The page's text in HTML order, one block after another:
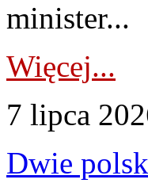
minister...
Więcej...
7 lipca
Dwie